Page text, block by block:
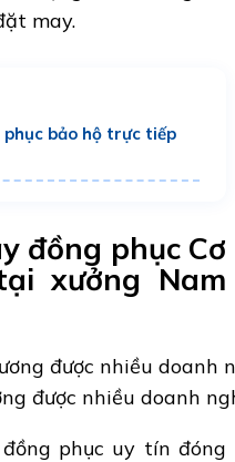
may.
bảo hộ trực tiếp
đồng phục Cơ
xưởng Nam
được nhiều doanh
phục uy tín đóng